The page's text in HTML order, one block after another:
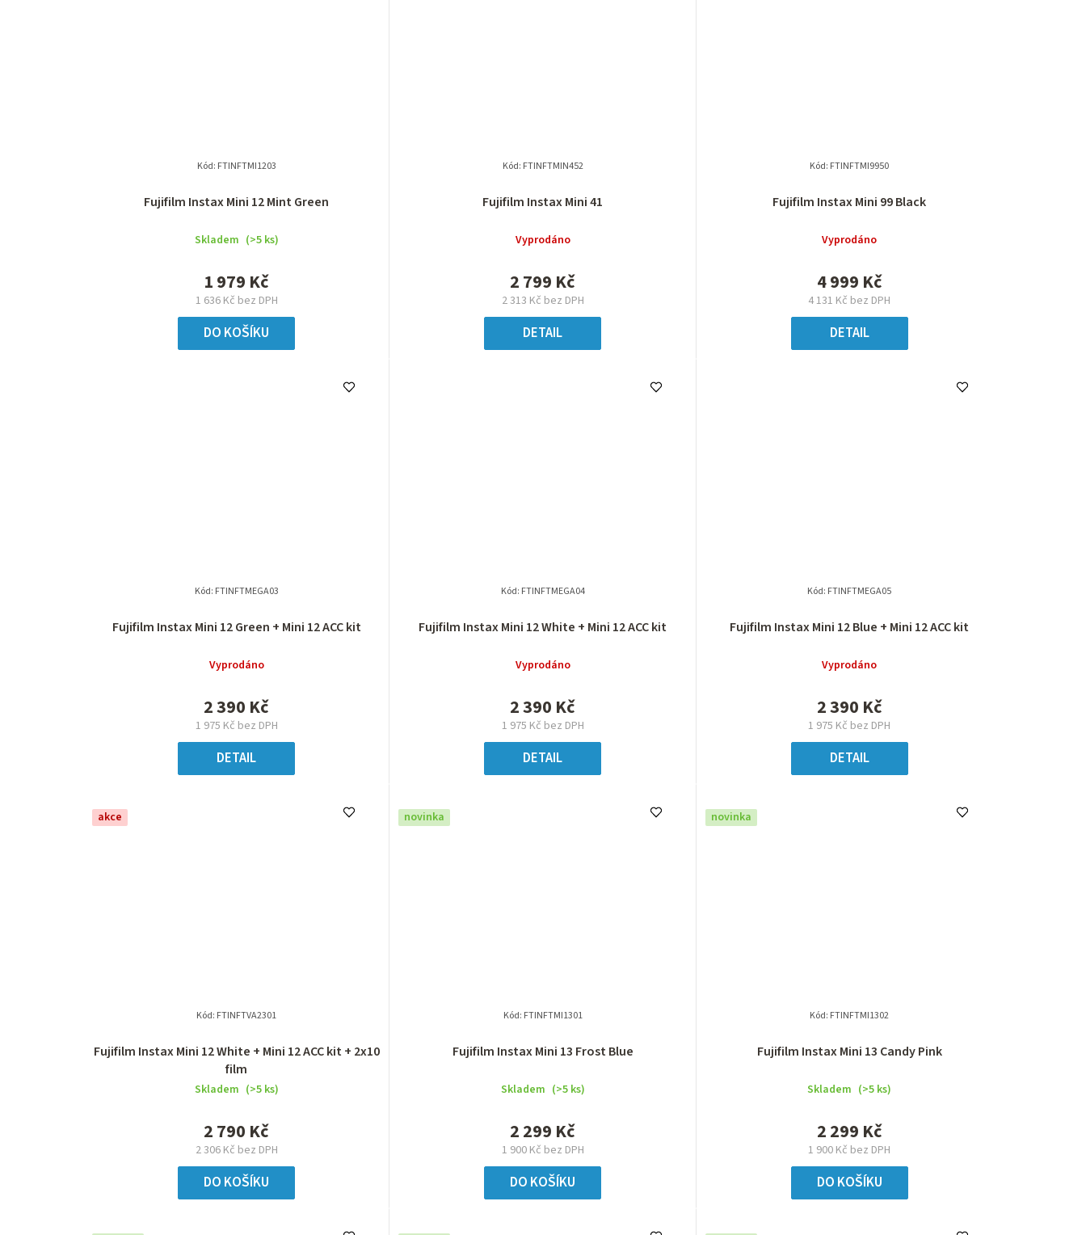
Fujifilm Instax Mini 12 Mint Green
Skladem (>5 ks)
1 636 Kč bez DPH
1 979 Kč
DO KOŠÍKU
Kód: FTINFTMI1203
Fujifilm Instax Mini 41
Vyprodáno
2 313 Kč bez DPH
2 799 Kč
DETAIL
Kód: FTINFTMIN452
Fujifilm Instax Mini 99 Black
Vyprodáno
4 131 Kč bez DPH
4 999 Kč
DETAIL
Kód: FTINFTMI9950
Fujifilm Instax Mini 12 Green + Mini 12 ACC kit
Vyprodáno
1 975 Kč bez DPH
2 390 Kč
DETAIL
Kód: FTINFTMEGA03
Fujifilm Instax Mini 12 White + Mini 12 ACC kit
Vyprodáno
1 975 Kč bez DPH
2 390 Kč
DETAIL
Kód: FTINFTMEGA04
Fujifilm Instax Mini 12 Blue + Mini 12 ACC kit
Vyprodáno
1 975 Kč bez DPH
2 390 Kč
DETAIL
Kód: FTINFTMEGA05
akce
Fujifilm Instax Mini 12 White + Mini 12 ACC kit + 2x10
film
Skladem (>5 ks)
2 306 Kč bez DPH
2 790 Kč
DO KOŠÍKU
Kód: FTINFTVA2301
novinka
Fujifilm Instax Mini 13 Frost Blue
Skladem (>5 ks)
1 900 Kč bez DPH
2 299 Kč
DO KOŠÍKU
Kód: FTINFTMI1301
novinka
Fujifilm Instax Mini 13 Candy Pink
Skladem (>5 ks)
1 900 Kč bez DPH
2 299 Kč
DO KOŠÍKU
Kód: FTINFTMI1302